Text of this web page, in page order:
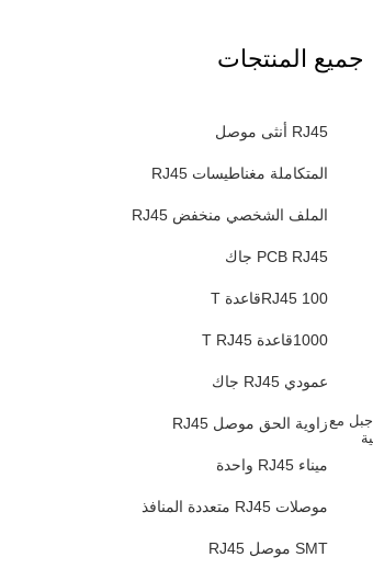
جميع المنتجات
RJ45 أنثى موصل
المتكاملة مغناطيسات RJ45
الملف الشخصي منخفض RJ45
PCB RJ45 جاك
RJ45 100قاعدة T
1000قاعدة T RJ45
عمودي RJ45 جاك
زاوية الحق موصل RJ45
ميناء RJ45 واحدة
موصلات RJ45 متعددة المنافذ
SMT موصل RJ45
منفذ واحد RJ45 زاوية الحق محول PCB جبل مع